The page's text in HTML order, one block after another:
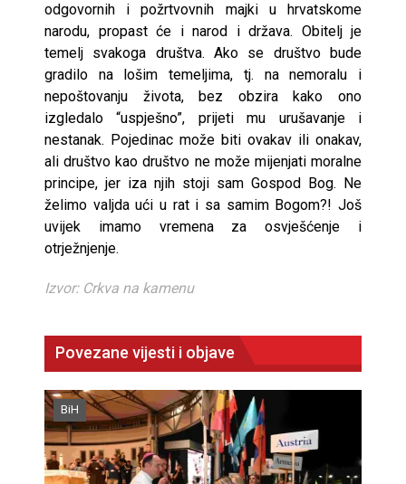
odgovornih i požrtvovnih majki u hrvatskome
narodu, propast će i narod i država. Obitelj je
temelj svakoga društva. Ako se društvo bude
gradilo na lošim temeljima, tj. na nemoralu i
nepoštovanju života, bez obzira kako ono
izgledalo “uspješno”, prijeti mu urušavanje i
nestanak. Pojedinac može biti ovakav ili onakav,
ali društvo kao društvo ne može mijenjati moralne
principe, jer iza njih stoji sam Gospod Bog. Ne
želimo valjda ući u rat i sa samim Bogom?! Još
uvijek imamo vremena za osvješćenje i
otrježnjenje.
Izvor: Crkva na kamenu
Povezane vijesti i objave
BiH